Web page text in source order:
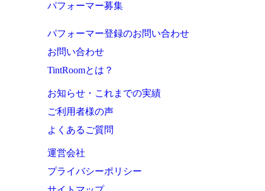
パフォーマー募集
パフォーマー登録のお問い合わせ
お問い合わせ
TintRoomとは？
お知らせ・これまでの実績
ご利用者様の声
よくあるご質問
運営会社
プライバシーポリシー